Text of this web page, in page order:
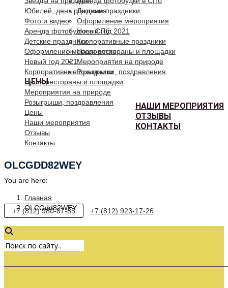
Детские праздники
Оформление мероприятия
Новый год 2021
Корпоративные праздники
Наши рестораны и площадки
Мероприятия на природе
Розыгрыши, поздравления
ЦЕНЫ
НАШИ МЕРОПРИЯТИЯ
ОТЗЫВЫ
КОНТАКТЫ
Юбилей, день рождения
Фото и видео
Аренда фотобудки в СПб
Детские праздники
Оформление мероприятия
Новый год 2021
Корпоративные праздники
Наши рестораны и площадки
Мероприятия на природе
Розыгрыши, поздравления
Цены
Наши мероприятия
Отзывы
Контакты
OLCGDD82WEY
You are here:
Главная
OLCGdd82WEY
+7 (812) 980-87-85 +7 (812) 923-17-26